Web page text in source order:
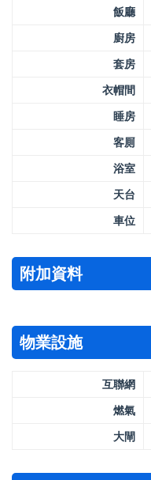
飯廳
廚房
套房
衣帽間
睡房
客厠
浴室
天台
車位
附加資料
物業設施
互聯網
燃氣
大閘